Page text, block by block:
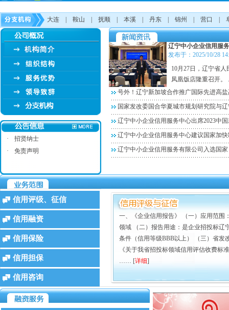
大连 鞍山 抚顺 本溪 丹东 锦州 营口
·
招贤纳士
·
免责声明
辽宁中小企业信用服
发布于：2025/10/28
10月27日，辽宁省
凤凰饭店隆重召开。
号外！辽宁新加坡合作推广国际先进高
国家发改委国合华夏城市规划研究院与
辽宁中小企业信用服务中心出席2023中
辽宁中小企业信用服务中心建议国家加
辽宁中小企业信用服务有限公司入选国
信用评级、征信
信用融资
信用保险
信用担保
信用咨询
一、《企业信用报告》 （一）应用范围
领域 （二）报告用途：是企业招投标辽
条件（信用等级BBB以上） （三）省发
《关于我省招投标领域信用评估收费标
…… [详细]
·食品行业，某生产豆制品的民营企业
食品行业，生产豆制品的民营企业，销售规模为